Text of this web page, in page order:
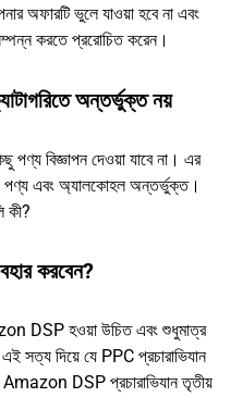
অফারটি ভুলে যাওয়া হবে না এবং
করতে প্ররোচিত করেন।
অন্তর্ভুক্ত নয়
পণ্য বিজ্ঞাপন দেওয়া যাবে না। এর
পণ্য এবং অ্যালকোহল অন্তর্ভুক্ত।
কী?
করবেন?
DSP হওয়া উচিত এবং শুধুমাত্র
দিয়ে যে PPC প্রচারাভিযান
Amazon DSP প্রচারাভিযান তৃতীয়